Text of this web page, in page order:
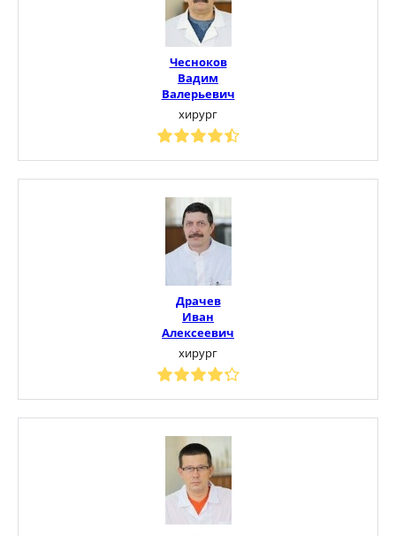
Чесноков
Вадим
Валерьевич
хирург
Драчев
Иван
Алексеевич
хирург